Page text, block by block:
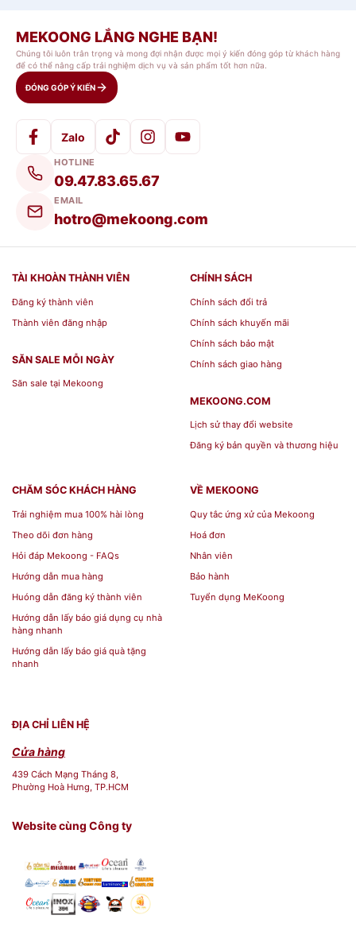
MEKOONG LẮNG NGHE BẠN!
Chúng tôi luôn trân trọng và mong đợi nhận được mọi ý kiến đóng góp từ khách hàng
để có thể nâng cấp trải nghiệm dịch vụ và sản phẩm tốt hơn nữa.
ĐÓNG GÓP Ý KIẾN
Zalo
HOTLINE
09.47.83.65.67
EMAIL
hotro@mekoong.com
TÀI KHOÀN THÀNH VIÊN
Đăng ký thành viên
Thành viên đăng nhập
SĂN SALE MỖI NGÀY
Săn sale tại Mekoong
CHÍNH SÁCH
Chính sách đổi trả
Chính sách khuyến mãi
Chính sách bảo mật
Chính sách giao hàng
MEKOONG.COM
Lịch sử thay đổi website
Đăng ký bản quyền và thương hiệu
CHĂM SÓC KHÁCH HÀNG
Trải nghiệm mua 100% hài lòng
Theo dõi đơn hàng
Hỏi đáp Mekoong - FAQs
Hướng dẫn mua hàng
Huóng dẫn đăng ký thành viên
Hướng dẫn lấy báo giá dụng cụ nhà
hàng nhanh
Hướng dẫn lấy báo giá quà tặng
nhanh
VỀ MEKOONG
Quy tắc ứng xử của Mekoong
Hoá đơn
Nhân viên
Bảo hành
Tuyển dụng MeKoong
ĐỊA CHỈ LIÊN HỆ
Cửa hàng
439 Cách Mạng Tháng 8,
Phường Hoà Hưng, TP.HCM
Website cùng Công ty